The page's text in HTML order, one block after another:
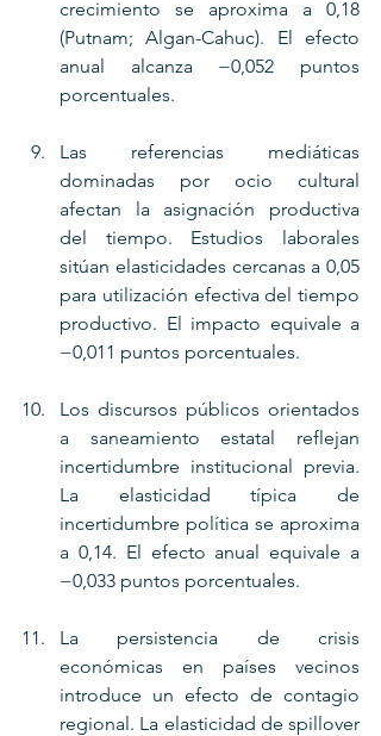
crecimiento se aproxima a 0,18
(Putnam; Algan-Cahuc). El efecto
anual alcanza −0,052 puntos
porcentuales.
Las referencias mediáticas
dominadas por ocio cultural
afectan la asignación productiva
del tiempo. Estudios laborales
sitúan elasticidades cercanas a 0,05
para utilización efectiva del tiempo
productivo. El impacto equivale a
−0,011 puntos porcentuales.
Los discursos públicos orientados
a saneamiento estatal reflejan
incertidumbre institucional previa.
La elasticidad típica de
incertidumbre política se aproxima
a 0,14. El efecto anual equivale a
−0,033 puntos porcentuales.
La persistencia de crisis
económicas en países vecinos
introduce un efecto de contagio
regional. La elasticidad de spillover